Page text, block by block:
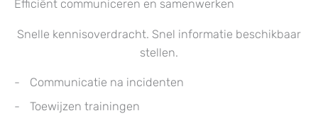
Efficiënt communiceren en samenwerken
Snelle kennisoverdracht. Snel informatie beschikbaar
stellen.
Communicatie na incidenten
Toewijzen trainingen